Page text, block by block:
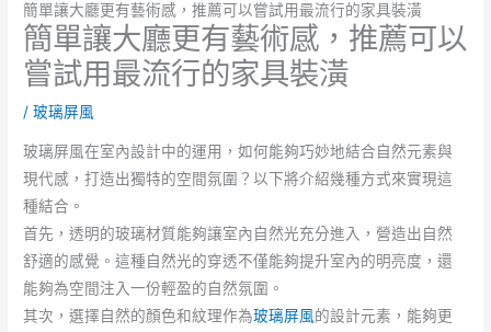
簡單讓大廳更有藝術感，推薦可以嘗試用最流行的家具裝潢
簡單讓大廳更有藝術感，推薦可以
嘗試用最流行的家具裝潢
/玻璃屏風
玻璃屏風在室內設計中的運用，如何能夠巧妙地結合自然元素與
現代感，打造出獨特的空間氛圍？以下將介紹幾種方式來實現這
種結合。
首先，透明的玻璃材質能夠讓室內自然光充分進入，營造出自然
舒適的感覺。這種自然光的穿透不僅能夠提升室內的明亮度，還
能夠為空間注入一份輕盈的自然氛圍。
其次，選擇自然的顏色和紋理作為玻璃屏風的設計元素，能夠更